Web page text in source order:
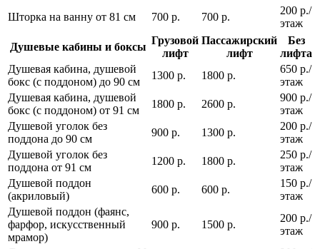
Шторка на ванну от 81 см
700 р. 700 р.
200 р./
этаж
Душевые кабины и боксы
Грузовой
лифт
Пассажирский
лифт
Без
лифта
Душевая кабина, душевой
бокс (с поддоном) до 90 см
1300 р. 1800 р.
650 р./
этаж
Душевая кабина, душевой
бокс (с поддоном) от 91 см
1800 р. 2600 р.
900 р./
этаж
Душевой уголок без
поддона до 90 см
900 р. 1300 р.
200 р./
этаж
Душевой уголок без
поддона от 91 см
1200 р. 1800 р.
250 р./
этаж
Душевой поддон
(акриловый)
600 р. 600 р.
150 р./
этаж
Душевой поддон (фаянс,
фарфор, искусственный
мрамор)
900 р. 1500 р.
200 р./
этаж